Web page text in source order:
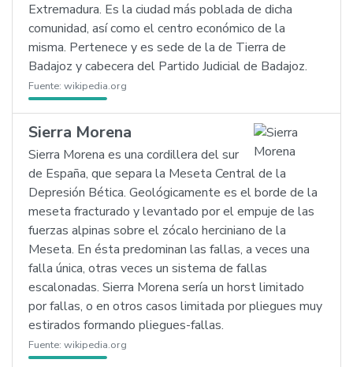
Extremadura. Es la ciudad más poblada de dicha
comunidad, así como el centro económico de la
misma. Pertenece y es sede de la de Tierra de
Badajoz y cabecera del Partido Judicial de Badajoz.
Fuente: wikipedia.org
Sierra Morena
Sierra Morena es una cordillera del sur
de España, que separa la Meseta Central de la
Depresión Bética. Geológicamente es el borde de la
meseta fracturado y levantado por el empuje de las
fuerzas alpinas sobre el zócalo herciniano de la
Meseta. En ésta predominan las fallas, a veces una
falla única, otras veces un sistema de fallas
escalonadas. Sierra Morena sería un horst limitado
por fallas, o en otros casos limitada por pliegues muy
estirados formando pliegues-fallas.
Fuente: wikipedia.org